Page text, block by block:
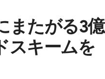
またがる3億
スキームを